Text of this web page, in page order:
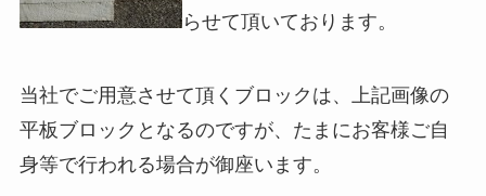
らせて頂いております。
当社でご用意させて頂くブロックは、上記画像の
平板ブロックとなるのですが、たまにお客様ご自
身等で行われる場合が御座います。